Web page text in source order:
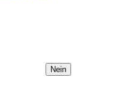
Nein